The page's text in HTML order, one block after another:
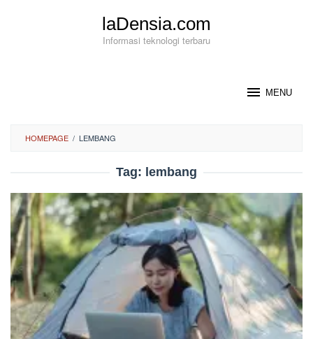
laDensia.com
Informasi teknologi terbaru
MENU
HOMEPAGE / LEMBANG
Tag: lembang